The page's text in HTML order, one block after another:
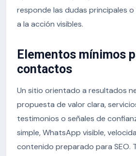
responde las dudas principales
a la acción visibles.
Elementos mínimos
contactos
Un sitio orientado a resultados
propuesta de valor clara,
testimonios o señales de
simple, WhatsApp visible,
contenido preparado para SEO.